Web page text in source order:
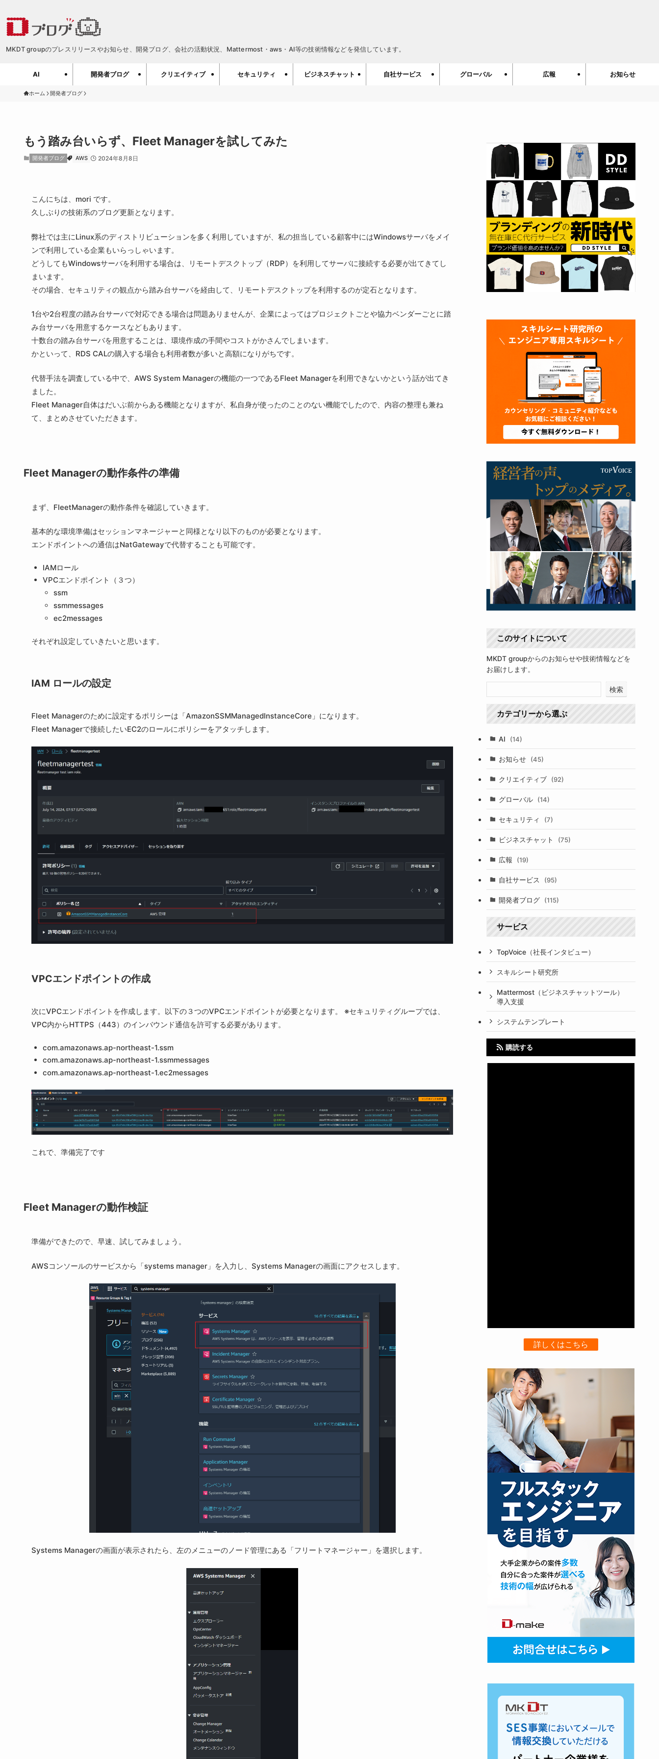
MKDT groupのプレスリリースやお知らせ、開発ブログ、会社の活動状況、Mattermost・aws・AI等の技術情報などを発信しています。
AI 開発者ブログ クリエイティブ セキュリティ ビジネスチャット 自社サービス グローバル 広報 お知らせ
ホーム 開発者ブログ
もう踏み台いらず、Fleet Managerを試してみた
開発者ブログ AWS 2024年8月8日
こんにちは、mori です。
久しぶりの技術系のブログ更新となります。
弊社では主にLinux系のディストリビューションを多く利用していますが、私の担当している顧客中にはWindowsサーバをメイ
ンで利用している企業もいらっしゃいます。
どうしてもWindowsサーバを利用する場合は、リモートデスクトップ（RDP）を利用してサーバに接続する必要が出てきてし
まいます。
その場合、セキュリティの観点から踏み台サーバを経由して、リモートデスクトップを利用するのが定石となります。
1台や2台程度の踏み台サーバで対応できる場合は問題ありませんが、企業によってはプロジェクトごとや協力ベンダーごとに踏
み台サーバを用意するケースなどもあります。
十数台の踏み台サーバを用意することは、環境作成の手間やコストがかさんでしまいます。
かといって、RDS CALの購入する場合も利用者数が多いと高額になりがちです。
代替手法を調査している中で、AWS System Managerの機能の一つであるFleet Managerを利用できないかという話が出てき
ました。
Fleet Manager自体はだいぶ前からある機能となりますが、私自身が使ったのことのない機能でしたので、内容の整理も兼ね
て、まとめさせていただきます。
Fleet Managerの動作条件の準備
まず、FleetManagerの動作条件を確認していきます。
基本的な環境準備はセッションマネージャーと同様となり以下のものが必要となります。
エンドポイントへの通信はNatGatewayで代替することも可能です。
IAMロール
VPCエンドポイント（３つ）
ssm
ssmmessages
ec2messages
それぞれ設定していきたいと思います。
IAM ロールの設定
Fleet Managerのために設定するポリシーは「AmazonSSMManagedInstanceCore」になります。
Fleet Managerで接続したいEC2のロールにポリシーをアタッチします。
VPCエンドポイントの作成
次にVPCエンドポイントを作成します。以下の３つのVPCエンドポイントが必要となります。 ※セキュリティグループでは、
VPC内からHTTPS（443）のインバウンド通信を許可する必要があります。
com.amazonaws.ap-northeast-1.ssm
com.amazonaws.ap-northeast-1.ssmmessages
com.amazonaws.ap-northeast-1.ec2messages
これで、準備完了です
Fleet Managerの動作検証
準備ができたので、早速、試してみましょう。
AWSコンソールのサービスから「systems manager」を入力し、Systems Managerの画面にアクセスします。
Systems Managerの画面が表示されたら、左のメニューのノード管理にある「フリートマネージャー」を選択します。
このサイトについて
MKDT groupからのお知らせや技術情報などを
お届けします。
検索
カテゴリーから選ぶ
AI (14)
お知らせ (45)
クリエイティブ (92)
グローバル (14)
セキュリティ (7)
ビジネスチャット (75)
広報 (19)
自社サービス (95)
開発者ブログ (115)
サービス
TopVoice（社長インタビュー）
スキルシート研究所
Mattermost（ビジネスチャットツール）
導入支援
システムテンプレート
購読する
詳しくはこちら